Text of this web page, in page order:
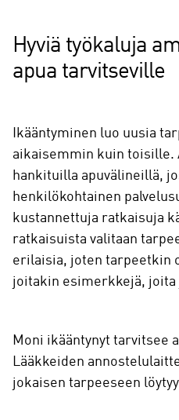
Hyviä työkaluja
apua tarvitseville
Ikääntyminen luo uusia
aikaisemmin kuin toisille.
hankituilla apuvälineillä,
henkilökohtainen
kustannettuja ratkaisuja
ratkaisuista valitaan
erilaisia, joten tarpeetkin
joitakin esimerkkejä, joita
Moni ikääntynyt tarvitsee
Lääkkeiden
jokaisen tarpeeseen